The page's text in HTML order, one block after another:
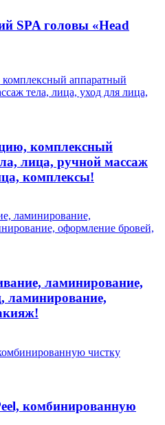
SPA головы «Head
комплексный
лица, ручной массаж
комплексы!
ламинирование,
ламинирование,
комбинированную